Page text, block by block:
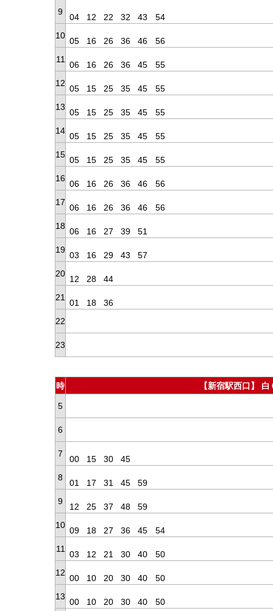
9
04 12 22 32 43
54
10
05 16 26 36 46
56
11
06 16 26 36 45
55
12
05 15 25 35 45
55
13
05 15 25 35 45
55
14
05 15 25 35 45
55
15
05 15 25 35 45
55
16
06 16 26 36 46
56
17
06 16 26 36 46
56
18
06 16 27 39
51
19
03 16 29 43
57
20
12 28
44
21
01 18
36
22
23
時 【新宿駅西口】
5
6
7
00 15 30
45
8
01 17 31 45
59
9
12 25 37 48
59
10
09 18 27 36 45
54
11
03 12 21 30 40
50
12
00 10 20 30 40
50
13
00 10 20 30 40
50